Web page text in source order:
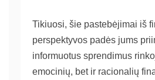
Tikiuosi, šie pastebėjimai iš
perspektyvos padės jums
informuotus sprendimus
emocinių, bet ir racionalių